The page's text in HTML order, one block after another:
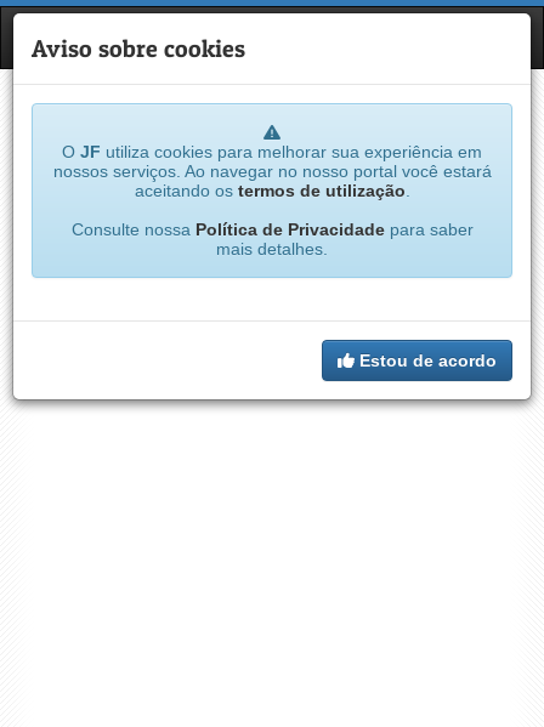
JF
Aviso sobre cookies
O JF utiliza cookies para melhorar sua experiência em
nossos serviços. Ao navegar no nosso portal você estará
aceitando os termos de utilização
Consulte nossa Política de Privacidadepara saber
mais detalhes.
Estou de acordo